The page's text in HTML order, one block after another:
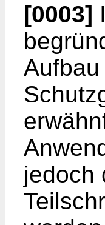
[0003]
jedoch